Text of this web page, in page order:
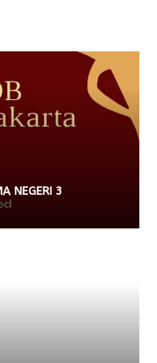
NEGERI 3